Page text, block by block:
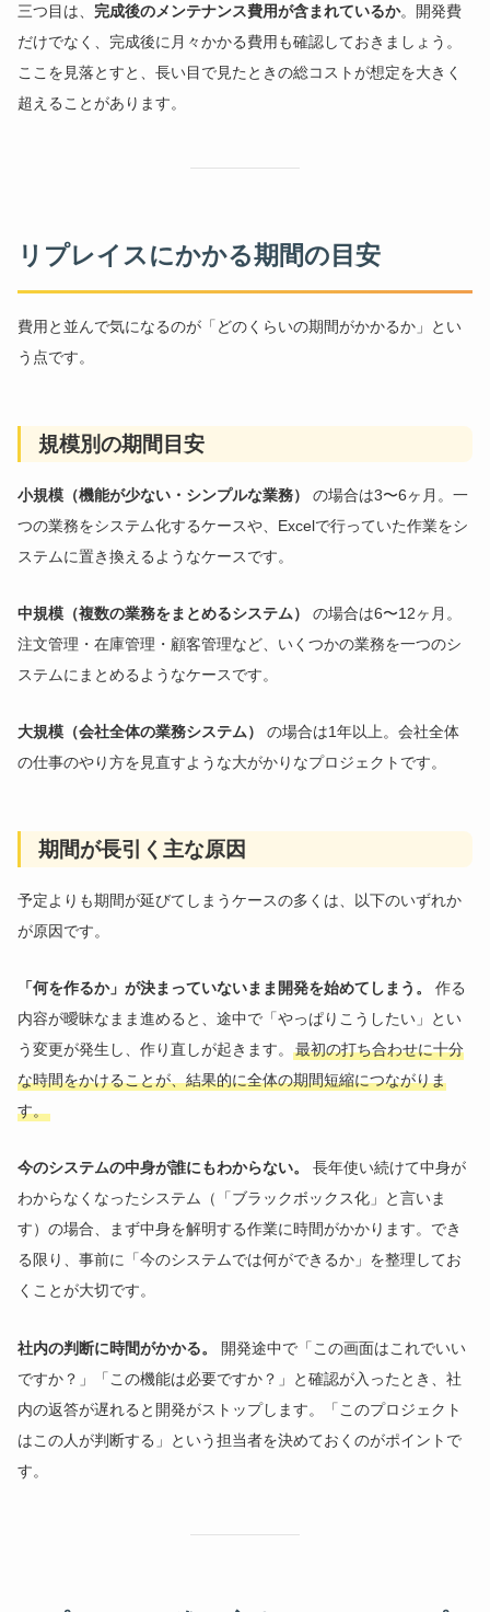
三つ目は、 完成後のメンテナンス費用が含まれているか。開発費
だけでなく、完成後に月々かかる費用も確認しておきましょう。
ここを見落とすと、長い目で見たときの総コストが想定を大きく
超えることがあります。
リプレイスにかかる期間の目安
費用と並んで気になるのが「どのくらいの期間がかかるか」とい
う点です。
規模別の期間目安
小規模（機能が少ない・シンプルな業務）
の場合は3〜6ヶ月。一
つの業務をシステム化するケースや、Excelで行っていた作業をシ
ステムに置き換えるようなケースです。
中規模（複数の業務をまとめるシステム）
の場合は6〜12ヶ月。
注文管理・在庫管理・顧客管理など、いくつかの業務を一つのシ
ステムにまとめるようなケースです。
大規模（会社全体の業務システム）
の場合は1年以上。会社全体
の仕事のやり方を見直すような大がかりなプロジェクトです。
期間が長引く主な原因
予定よりも期間が延びてしまうケースの多くは、以下のいずれか
が原因です。
「何を作るか」が決まっていないまま開発を始めてしまう。
作る
内容が曖昧なまま進めると、途中で「やっぱりこうしたい」とい
う変更が発生し、作り直しが起きます。最初の打ち合わせに十分
な時間をかけることが、結果的に全体の期間短縮につながりま
す。
今のシステムの中身が誰にもわからない。
長年使い続けて中身が
わからなくなったシステム（「ブラックボックス化」と言いま
す）の場合、まず中身を解明する作業に時間がかかります。でき
る限り、事前に「今のシステムでは何ができるか」を整理してお
くことが大切です。
社内の判断に時間がかかる。
開発途中で「この画面はこれでいい
ですか？」「この機能は必要ですか？」と確認が入ったとき、社
内の返答が遅れると開発がストップします。「このプロジェクト
はこの人が判断する」という担当者を決めておくのがポイントで
す。